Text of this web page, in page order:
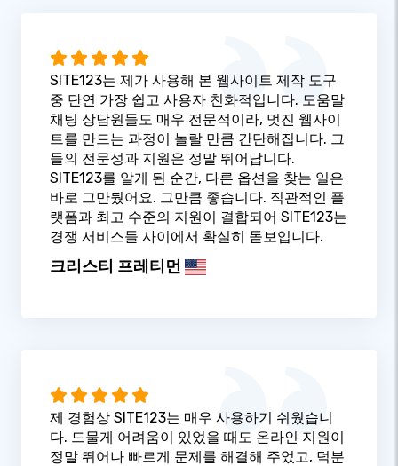
SITE123는 제가 사용해 본 웹사이트 제작 도구
중 단연 가장 쉽고 사용자 친화적입니다. 도움말
채팅 상담원들도 매우 전문적이라, 멋진 웹사이
트를 만드는 과정이 놀랄 만큼 간단해집니다. 그
들의 전문성과 지원은 정말 뛰어납니다.
SITE123를 알게 된 순간, 다른 옵션을 찾는 일은
바로 그만뒀어요. 그만큼 좋습니다. 직관적인 플
랫폼과 최고 수준의 지원이 결합되어 SITE123는
경쟁 서비스들 사이에서 확실히 돋보입니다.
크리스티 프레티먼
제 경험상 SITE123는 매우 사용하기 쉬웠습니
다. 드물게 어려움이 있었을 때도 온라인 지원이
정말 뛰어나 빠르게 문제를 해결해 주었고, 덕분